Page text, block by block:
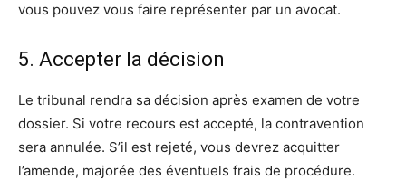
vous pouvez vous faire représenter par un avocat.
5. Accepter la décision
Le tribunal rendra sa décision après examen de votre
dossier. Si votre recours est accepté, la contravention
sera annulée. S’il est rejeté, vous devrez acquitter
l’amende, majorée des éventuels frais de procédure.